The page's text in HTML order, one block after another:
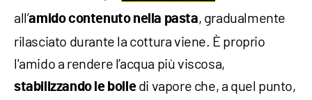
all’amido contenuto nella pasta, gradualmente
rilasciato durante la cottura viene. È proprio
l'amido a rendere l’acqua più viscosa,
stabilizzando le bolledi vapore che, a quel punto,